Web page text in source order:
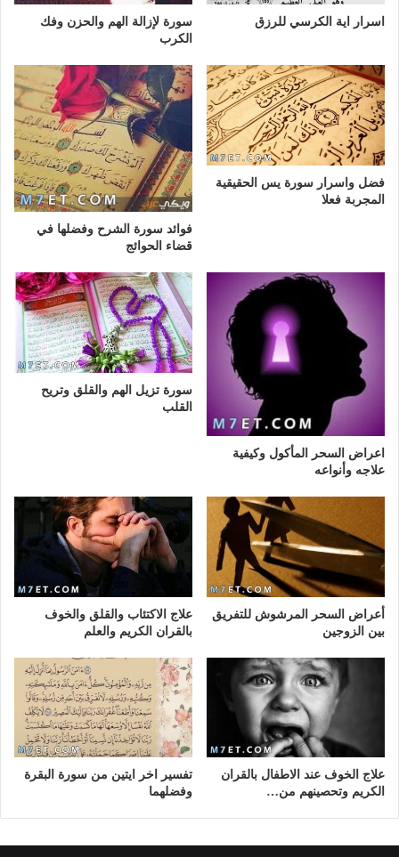
اسرار اية الكرسي للرزق
سورة لإزالة الهم والحزن وفك
الكرب
فضل واسرار سورة يس الحقيقية
المجربة فعلا
فوائد سورة الشرح وفضلها في
قضاء الحوائج
اعراض السحر المأكول وكيفية
علاجه وأنواعه
سورة تزيل الهم والقلق وتريح
القلب
أعراض السحر المرشوش للتفريق
بين الزوجين
علاج الاكتئاب والقلق والخوف
بالقران الكريم والعلم
علاج الخوف عند الاطفال بالقران
الكريم وتحصينهم من…
تفسير اخر ايتين من سورة البقرة
وفضلهما